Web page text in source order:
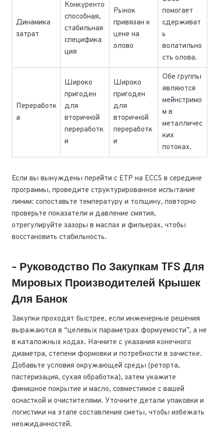
Динамика
затрат
Конкуренто
способная,
стабильная
специфика
ция
Рынок
привязан к
цене на
олово
помогает
сдерживат
ь
волатильно
сть олова.
Переработк
а
Широко
пригоден
для
вторичной
переработк
и
Широко
пригоден
для
вторичной
переработк
и
Обе группы
являются
мейнстримо
м в
металличес
ких
потоках.
Если вы вынуждены перейти с ETP на ECCS в середине
программы, проведите структурированное испытание
линии: сопоставьте температуру и толщину, повторно
проверьте показатели и давление смятия,
отрегулируйте зазоры в маслах и фильерах, чтобы
восстановить стабильность.
- Руководство По Закупкам TFS Для
Мировых Производителей Крышек
Для Банок
Закупки проходят быстрее, если инженерные решения
выражаются в “целевых параметрах формуемости”, а не
в каталожных кодах. Начните с указания конечного
диаметра, степени формовки и потребности в зачистке.
Добавьте условия окружающей среды (реторта,
пастеризация, сухая обработка), затем укажите
финишное покрытие и масло, совместимое с вашей
оснасткой и очистителями. Уточните детали упаковки и
логистики на этапе составления сметы, чтобы избежать
неожиданностей.